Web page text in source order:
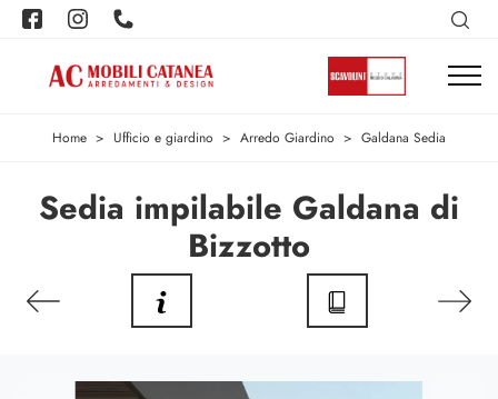
Home > Ufficio e giardino > Arredo Giardino > Galdana Sedia
Sedia impilabile Galdana di
Bizzotto